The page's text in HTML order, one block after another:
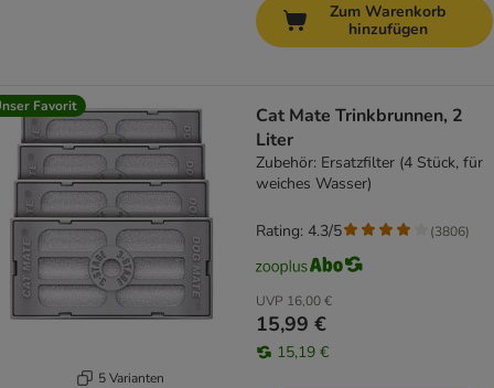
Zum Warenkorb
hinzufügen
Favorit
5 Varianten
Cat Mate Trinkbrunnen, 2
Liter
Zubehör: Ersatzfilter (4 Stück, für
weiches Wasser)
UVP 16,00 €
15,99 €
15,19 €
Rating: 4.3/5 (3806)